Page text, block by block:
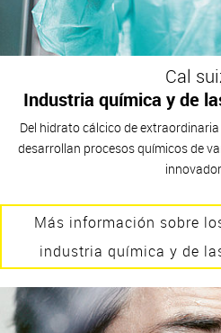
Cal
Industria química y de
Del hidrato cálcico de
desarrollan procesos químicos de
Más información sobre
industria química y de